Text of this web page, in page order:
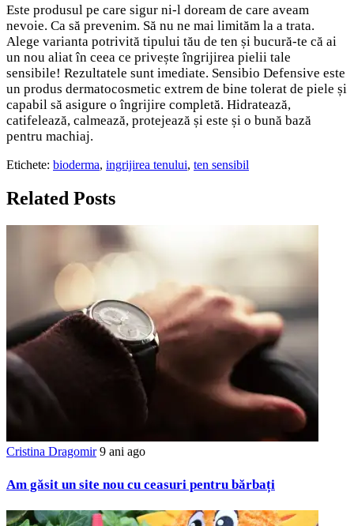
Este produsul pe care sigur ni-l doream de care aveam
nevoie. Ca să prevenim. Să nu ne mai limităm la a trata.
Alege varianta potrivită tipului tău de ten și bucură-te că ai
un nou aliat în ceea ce privește îngrijirea pielii tale
sensibile! Rezultatele sunt imediate. Sensibio Defensive este
un produs dermatocosmetic extrem de bine tolerat de piele și
capabil să asigure o îngrijire completă. Hidratează,
catifelează, calmează, protejează și este și o bună bază
pentru machiaj.
Etichete: bioderma, ingrijirea tenului, ten sensibil
Related Posts
Cristina Dragomir 9 ani ago
Am găsit un site nou cu ceasuri pentru bărbați